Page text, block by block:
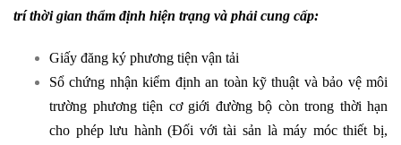
trí thời gian thẩm định hiện trạng và phải cung cấp:
Giấy đăng ký phương tiện vận tải
Sổ chứng nhận kiểm định an toàn kỹ thuật và bảo vệ môi
trường phương tiện cơ giới đường bộ còn trong thời hạn
cho phép lưu hành (Đối với tài sản là máy móc thiết bị,